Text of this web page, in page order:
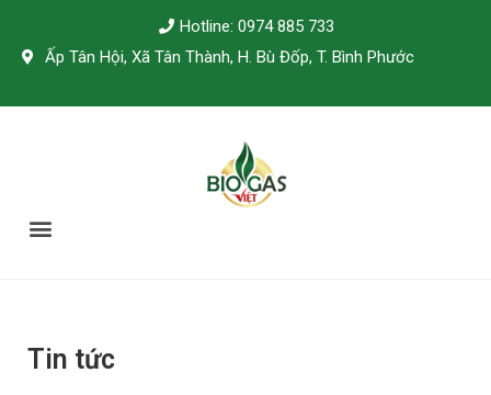
Hotline: 0974 885 733
Ấp Tân Hội, Xã Tân Thành, H. Bù Đốp, T. Bình Phước
Tin tức